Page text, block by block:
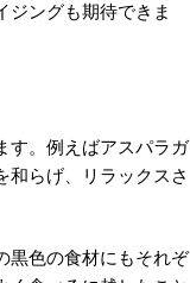
ジングも期待できま
す。例えばアスパラガ
和らげ、リラックスさ
黒色の食材にもそれぞ